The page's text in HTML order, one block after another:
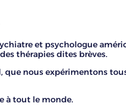
et psychologue
thérapies dites brèves.
que nous expérimentons
à tout le monde.